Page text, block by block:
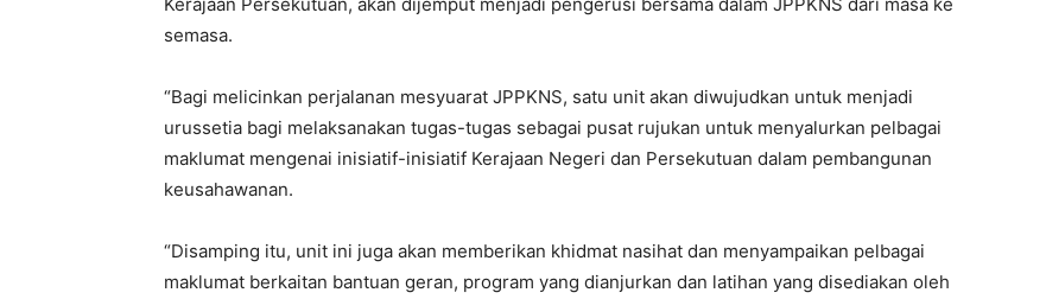
semasa.
“Bagi melicinkan perjalanan mesyuarat JPPKNS, satu unit akan diwujudkan untuk menjadi
urussetia bagi melaksanakan tugas-tugas sebagai pusat rujukan untuk menyalurkan pelbagai
maklumat mengenai inisiatif-inisiatif Kerajaan Negeri dan Persekutuan dalam pembangunan
keusahawanan.
“Disamping itu, unit ini juga akan memberikan khidmat nasihat dan menyampaikan pelbagai
maklumat berkaitan bantuan geran, program yang dianjurkan dan latihan yang disediakan oleh